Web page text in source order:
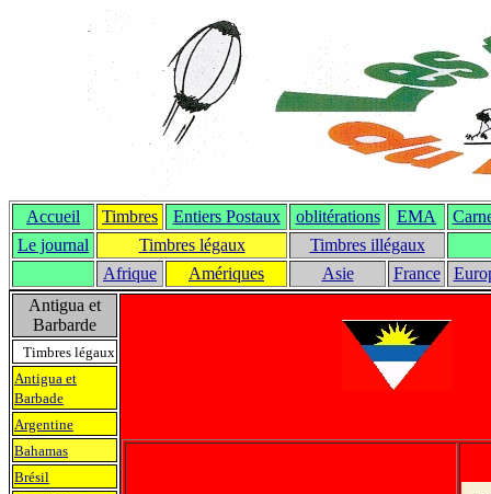
Accueil Timbres Entiers Postaux oblitérations EMA
Le journal
Timbres légaux
Timbres illégaux
Afrique
Amériques Asie France
Antigua et
Barbarde
Timbres légaux
Antigua et
Barbade
Argentine
Bahamas
Brésil